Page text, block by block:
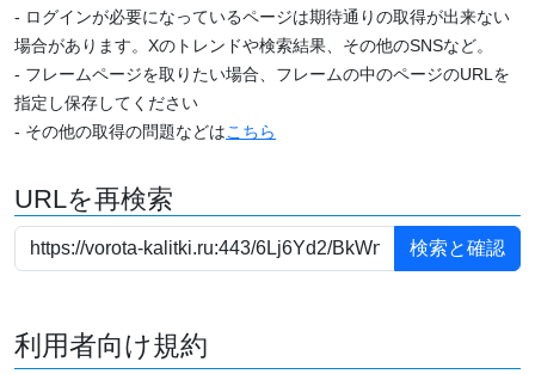
- ログインが必要になっているページは期待通りの取得が出来ない
場合があります。Xのトレンドや検索結果、その他のSNSなど。
- フレームページを取りたい場合、フレームの中のページのURLを
指定し保存してください
- その他の取得の問題などはこちら
URLを再検索
利用者向け規約